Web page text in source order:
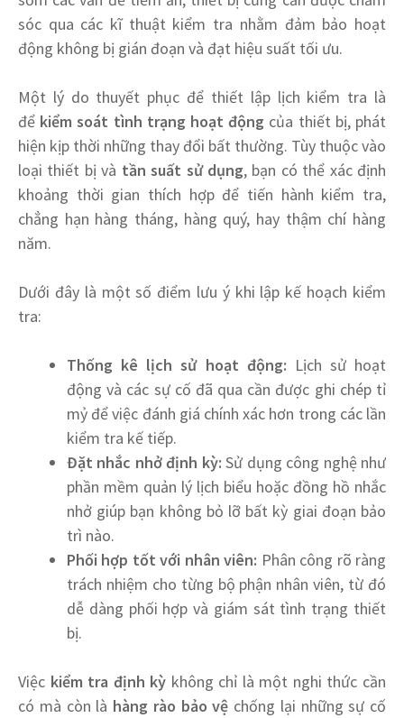
sóc qua các kĩ thuật kiểm tra nhằm đảm bảo hoạt
động không bị gián đoạn và đạt hiệu suất tối ưu.
Một lý do thuyết phục để thiết lập lịch kiểm tra là
để kiểm soát tình trạng hoạt động của thiết bị, phát
hiện kịp thời những thay đổi bất thường. Tùy thuộc vào
loại thiết bị và tần suất sử dụng, bạn có thể xác định
khoảng thời gian thích hợp để tiến hành kiểm tra,
chẳng hạn hàng tháng, hàng quý, hay thậm chí hàng
năm.
Dưới đây là một số điểm lưu ý khi lập kế hoạch kiểm
tra:
Thống kê lịch sử hoạt động: Lịch sử hoạt
động và các sự cố đã qua cần được ghi chép tỉ
mỷ để việc đánh giá chính xác hơn trong các lần
kiểm tra kế tiếp.
Đặt nhắc nhở định kỳ: Sử dụng công nghệ như
phần mềm quản lý lịch biểu hoặc đồng hồ nhắc
nhở giúp bạn không bỏ lỡ bất kỳ giai đoạn bảo
trì nào.
Phối hợp tốt với nhân viên: Phân công rõ ràng
trách nhiệm cho từng bộ phận nhân viên, từ đó
dễ dàng phối hợp và giám sát tình trạng thiết
bị.
Việc kiểm tra định kỳ không chỉ là một nghi thức cần
có mà còn là hàng rào bảo vệ chống lại những sự cố